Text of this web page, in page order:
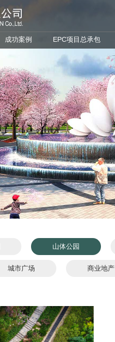
成功案例 EPC项目总承包
山体公园
城市广场 商业地产